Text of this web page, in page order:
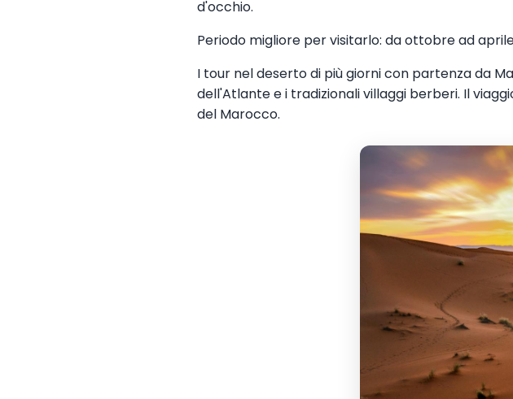
d'occhio.
Periodo migliore per visitarlo: da ottobre ad
I tour nel deserto di più giorni con partenza da
dell'Atlante e i tradizionali villaggi berberi. Il
del Marocco.